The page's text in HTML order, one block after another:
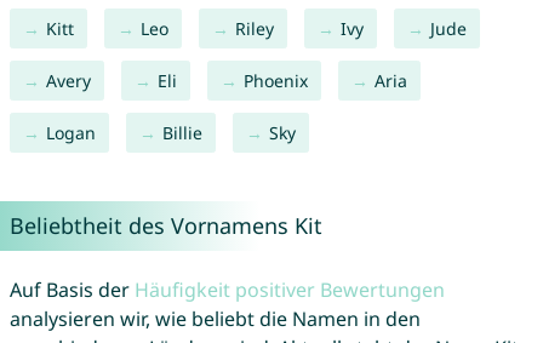
Kitt Leo Riley Ivy Jude
Avery Eli Phoenix Aria
Logan Billie Sky
Beliebtheit des Vornamens Kit
Auf Basis der Häufigkeit positiver Bewertungen
analysieren wir, wie beliebt die Namen in den